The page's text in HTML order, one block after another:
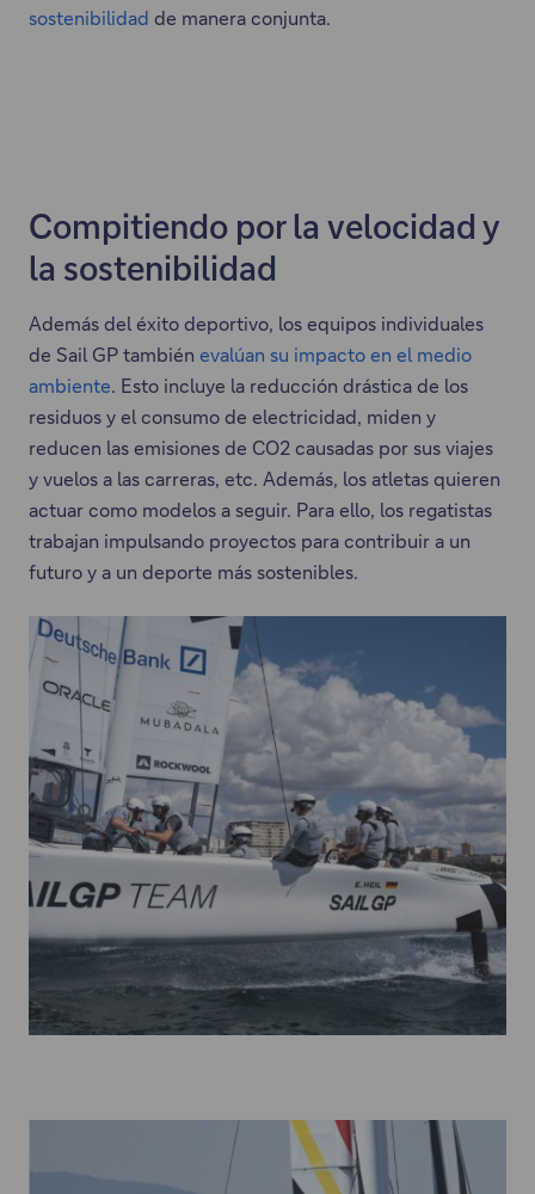
sostenibilidad de manera conjunta.
Compitiendo por la velocidad y
la sostenibilidad
Además del éxito deportivo, los equipos individuales
de Sail GP también evalúan su impacto en el medio
ambiente. Esto incluye la reducción drástica de los
residuos y el consumo de electricidad, miden y
reducen las emisiones de CO2 causadas por sus viajes
y vuelos a las carreras, etc. Además, los atletas quieren
actuar como modelos a seguir. Para ello, los regatistas
trabajan impulsando proyectos para contribuir a un
futuro y a un deporte más sostenibles.